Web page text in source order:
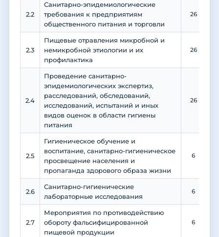
2.2
Санитарно-эпидемиологические
требования к предприятиям
общественного питания и торговли
26
2.3
Пищевые отравления микробной и
немикробной этиологии и их
профилактика
26
2.4
Проведение санитарно-
эпидемиологических экспертиз,
расследований, обследований,
исследований, испытаний и иных
видов оценок в области гигиены
питания
26
2.5
Гигиеническое обучение и
воспитание, санитарно-гигиеническое
просвещение населения и
пропаганда здорового образа жизни
6
2.6
Санитарно-гигиенические
лабораторные исследования
6
2.7
Мероприятия по противодействию
обороту фальсифицированной
пищевой продукции
6